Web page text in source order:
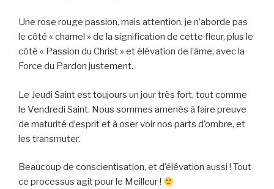
Une rose rouge passion, mais attention, je n’aborde pas
le côté « charnel » de la signification de cette fleur, plus le
côté « Passion du Christ » et élévation de l’âme, avec la
Force du Pardon justement.
Le Jeudi Saint est toujours un jour très fort, tout comme
le Vendredi Saint. Nous sommes amenés à faire preuve
de maturité d’esprit et à oser voir nos parts d’ombre, et
les transmuter.
Beaucoup de conscientisation, et d’élévation aussi ! Tout
ce processus agit pour le Meilleur !